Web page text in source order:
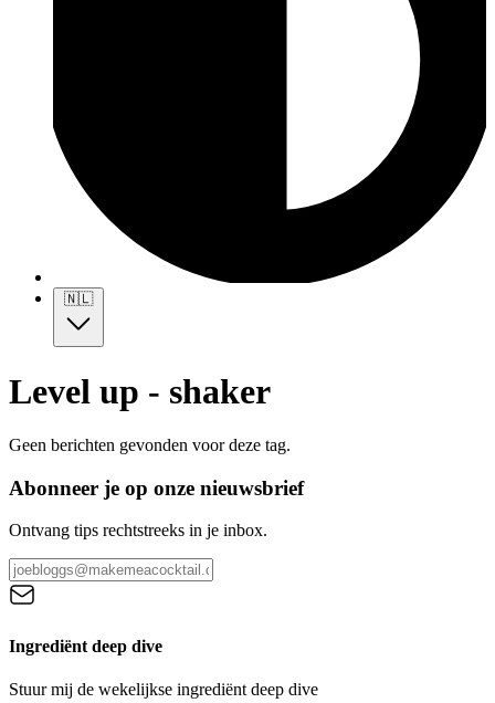
🇳🇱
Level up - shaker
Geen berichten gevonden voor deze tag.
Abonneer je op onze nieuwsbrief
Ontvang tips rechtstreeks in je inbox.
Ingrediënt deep dive
Stuur mij de wekelijkse ingrediënt deep dive